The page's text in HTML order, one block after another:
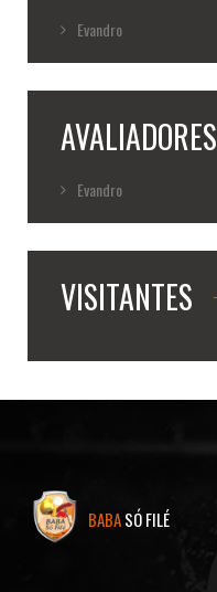
Evandro
AVALIADORES
Evandro
VISITANTES
BABASÓ FILÉ